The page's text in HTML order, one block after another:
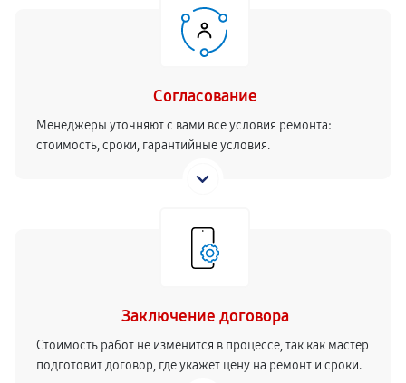
Согласование
Менеджеры уточняют с вами все условия ремонта:
стоимость, сроки, гарантийные условия.
Заключение договора
Стоимость работ не изменится в процессе, так как мастер
подготовит договор, где укажет цену на ремонт и сроки.